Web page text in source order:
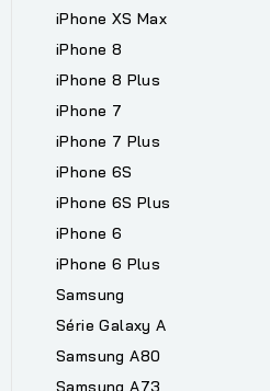
iPhone XS Max
iPhone 8
iPhone 8 Plus
iPhone 7
iPhone 7 Plus
iPhone 6S
iPhone 6S Plus
iPhone 6
iPhone 6 Plus
Samsung
Série Galaxy A
Samsung A80
Samsung A73